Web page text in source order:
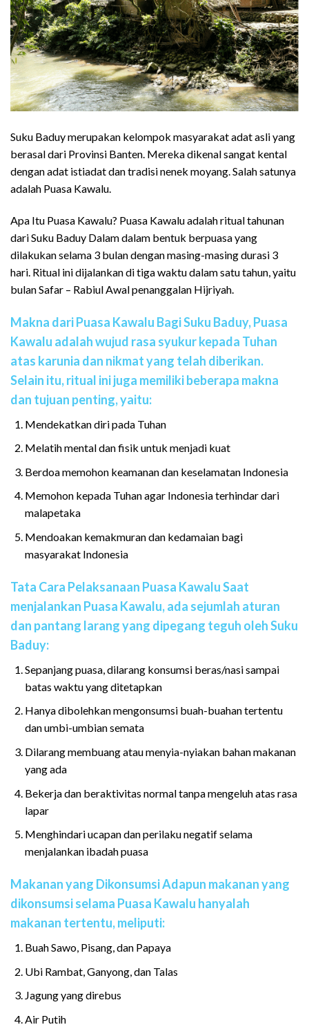
Suku Baduy merupakan kelompok masyarakat adat asli yang
berasal dari Provinsi Banten. Mereka dikenal sangat kental
dengan adat istiadat dan tradisi nenek moyang. Salah satunya
adalah Puasa Kawalu.
Apa Itu Puasa Kawalu? Puasa Kawalu adalah ritual tahunan
dari Suku Baduy Dalam dalam bentuk berpuasa yang
dilakukan selama 3 bulan dengan masing-masing durasi 3
hari. Ritual ini dijalankan di tiga waktu dalam satu tahun, yaitu
bulan Safar – Rabiul Awal penanggalan Hijriyah.
Makna dari Puasa Kawalu Bagi Suku Baduy, Puasa
Kawalu adalah wujud rasa syukur kepada Tuhan
atas karunia dan nikmat yang telah diberikan.
Selain itu, ritual ini juga memiliki beberapa makna
dan tujuan penting, yaitu:
Mendekatkan diri pada Tuhan
Melatih mental dan fisik untuk menjadi kuat
Berdoa memohon keamanan dan keselamatan Indonesia
Memohon kepada Tuhan agar Indonesia terhindar dari
malapetaka
Mendoakan kemakmuran dan kedamaian bagi
masyarakat Indonesia
Tata Cara Pelaksanaan Puasa Kawalu Saat
menjalankan Puasa Kawalu, ada sejumlah aturan
dan pantang larang yang dipegang teguh oleh Suku
Baduy:
Sepanjang puasa, dilarang konsumsi beras/nasi sampai
batas waktu yang ditetapkan
Hanya dibolehkan mengonsumsi buah-buahan tertentu
dan umbi-umbian semata
Dilarang membuang atau menyia-nyiakan bahan makanan
yang ada
Bekerja dan beraktivitas normal tanpa mengeluh atas rasa
lapar
Menghindari ucapan dan perilaku negatif selama
menjalankan ibadah puasa
Makanan yang Dikonsumsi Adapun makanan yang
dikonsumsi selama Puasa Kawalu hanyalah
makanan tertentu, meliputi:
Buah Sawo, Pisang, dan Papaya
Ubi Rambat, Ganyong, dan Talas
Jagung yang direbus
Air Putih